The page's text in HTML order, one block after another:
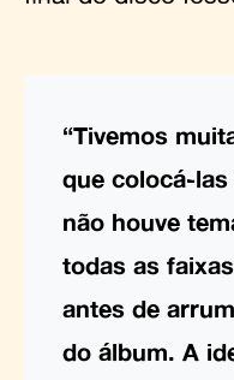
“Tivemos
que colocá-
não houve
todas as
antes de
do álbum. A